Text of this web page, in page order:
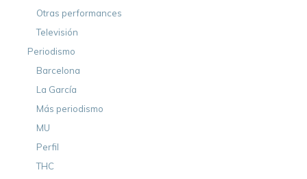
Otras performances
Televisión
Periodismo
Barcelona
La García
Más periodismo
MU
Perfil
THC